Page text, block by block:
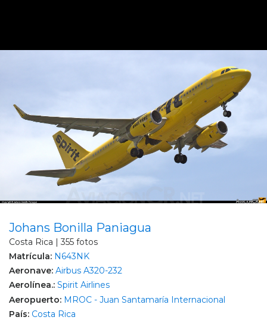
Johans Bonilla Paniagua
Costa Rica | 355 fotos
Matrícula: N643NK
Aeronave: Airbus A320-232
Aerolínea.: Spirit Airlines
Aeropuerto: MROC - Juan Santamaría Internacional
País: Costa Rica